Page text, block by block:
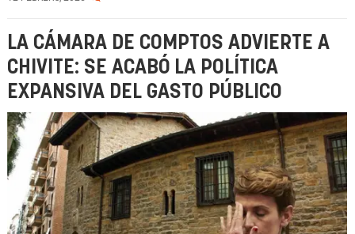
LA CÁMARA DE COMPTOS ADVIERTE A
CHIVITE: SE ACABÓ LA POLÍTICA
EXPANSIVA DEL GASTO PÚBLICO